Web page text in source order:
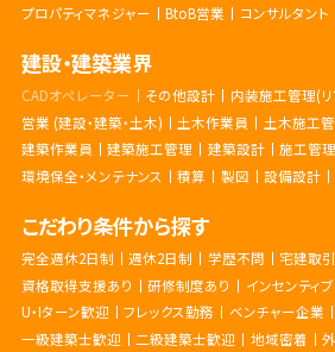
プロパティマネジャー
BtoB営業 コンサルタント
建設・建築業界
CADオペレーター その他設計
内装施工管理(リ
営業 (建設・建築・土木)
土木作業員 土木施工
建築作業員
建築施工管理 建築設計 施工管理
環境保全・メンテナンス
積算 製図 設備設計
こだわり条件から探す
完全週休2日制 週休2日制 学歴不問
宅建取
資格取得支援あり
研修制度あり インセンティ
U・Iターン歓迎
フレックス勤務 ベンチャー企業
一級建築士歓迎
二級建築士歓迎 地域密着